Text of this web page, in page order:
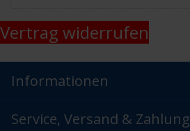
Vertrag widerrufen
Informationen
Service, Versand & Zahlung